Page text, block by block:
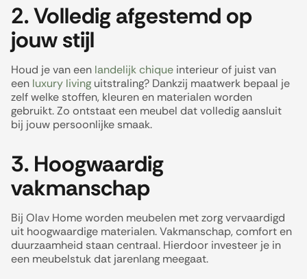
2. Volledig afgestemd op
jouw stijl
Houd je van een landelijk chique interieur of juist van
een luxury living uitstraling? Dankzij maatwerk bepaal je
zelf welke stoffen, kleuren en materialen worden
gebruikt. Zo ontstaat een meubel dat volledig aansluit
bij jouw persoonlijke smaak.
3. Hoogwaardig
vakmanschap
Bij Olav Home worden meubelen met zorg vervaardigd
uit hoogwaardige materialen. Vakmanschap, comfort en
duurzaamheid staan centraal. Hierdoor investeer je in
een meubelstuk dat jarenlang meegaat.